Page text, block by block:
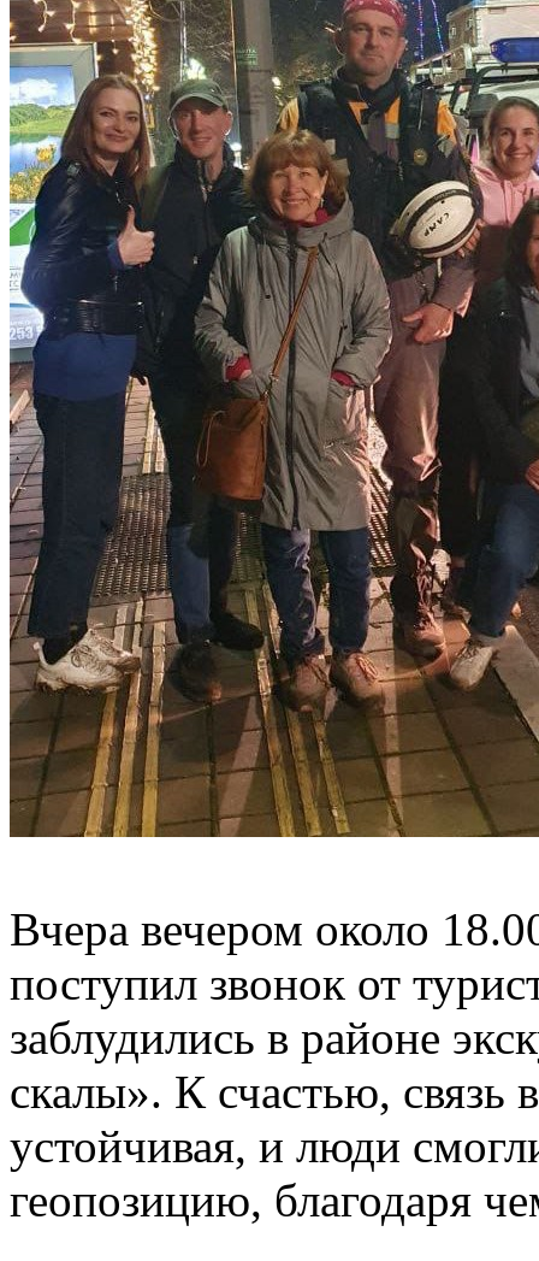
Вчера вечером около
поступил звонок от
заблудились в районе
скалы». К счастью, связь
устойчивая, и люди
геопозицию, благодаря